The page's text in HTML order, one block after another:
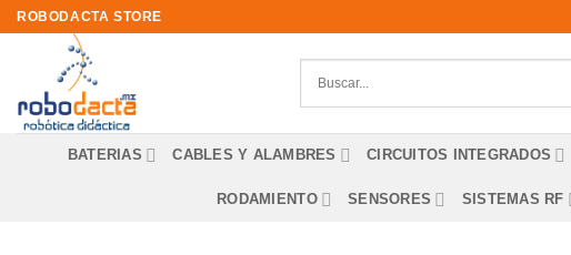
SkipROBODACTA STORE
BATERIAS CABLES Y ALAMBRES CIRCUITOS INTEGRADOS
RODAMIENTO SENSORES SISTEMAS RF